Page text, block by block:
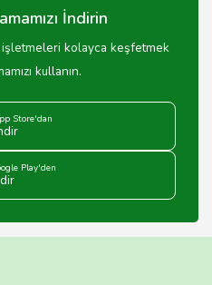
İndirin
kolayca keşfetmek
kullanın.
Store'dan
Play'den